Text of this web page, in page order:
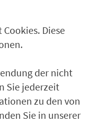
Haupt­bahn­hof
der Bahn­hof­stra­ße
2021
Diese
der nicht
Sie jederzeit
zu den von
Sie in unserer